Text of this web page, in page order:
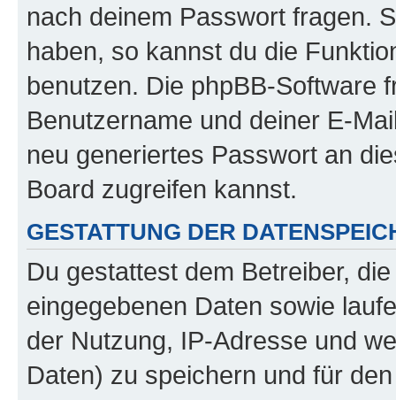
nach deinem Passwort fragen.
haben, so kannst du die
benutzen. Die phpBB-Software
Benutzername und deiner E-
neu generiertes Passwort an
Board zugreifen kannst.
GESTATTUNG DER
Du gestattest dem Betreiber,
eingegebenen Daten sowie
der Nutzung, IP-Adresse und
Daten) zu speichern und für